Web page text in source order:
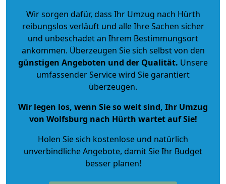
Wir sorgen dafür, dass Ihr Umzug nach Hürth
reibungslos verläuft und alle Ihre Sachen sicher
und unbeschadet an Ihrem Bestimmungsort
ankommen. Überzeugen Sie sich selbst von den
günstigen Angeboten und der Qualität. Unsere
umfassender Service wird Sie garantiert
überzeugen.
Wir legen los, wenn Sie so weit sind, Ihr Umzug
von Wolfsburg nach Hürth wartet auf Sie!
Holen Sie sich kostenlose und natürlich
unverbindliche Angebote, damit Sie Ihr Budget
besser planen!